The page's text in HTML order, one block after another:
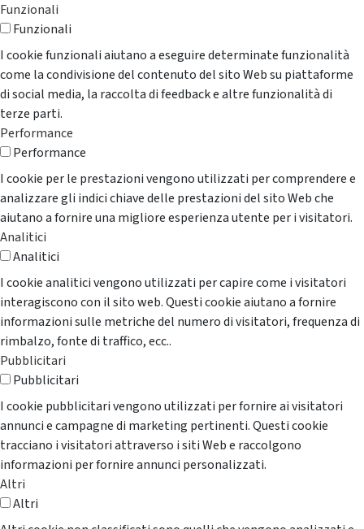
Funzionali
Funzionali
I cookie funzionali aiutano a eseguire determinate funzionalità
come la condivisione del contenuto del sito Web su piattaforme
di social media, la raccolta di feedback e altre funzionalità di
terze parti.
Performance
Performance
I cookie per le prestazioni vengono utilizzati per comprendere e
analizzare gli indici chiave delle prestazioni del sito Web che
aiutano a fornire una migliore esperienza utente per i visitatori.
Analitici
Analitici
I cookie analitici vengono utilizzati per capire come i visitatori
interagiscono con il sito web. Questi cookie aiutano a fornire
informazioni sulle metriche del numero di visitatori, frequenza di
rimbalzo, fonte di traffico, ecc..
Pubblicitari
Pubblicitari
I cookie pubblicitari vengono utilizzati per fornire ai visitatori
annunci e campagne di marketing pertinenti. Questi cookie
tracciano i visitatori attraverso i siti Web e raccolgono
informazioni per fornire annunci personalizzati.
Altri
Altri